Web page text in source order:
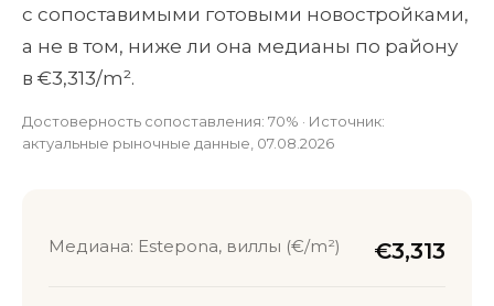
с сопоставимыми готовыми новостройками,
а не в том, ниже ли она медианы по району
в €3,313/m².
Достоверность сопоставления: 70% · Источник:
актуальные рыночные данные, 07.08.2026
Медиана: Estepona, виллы (€/m²) €3,313